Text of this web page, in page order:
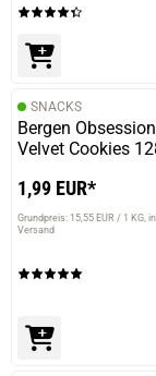
prev
SNACKS
Bergen
Velvet Cookies
1,99 EUR*
Grundpreis: 15,55 EUR / 1 KG
Versand